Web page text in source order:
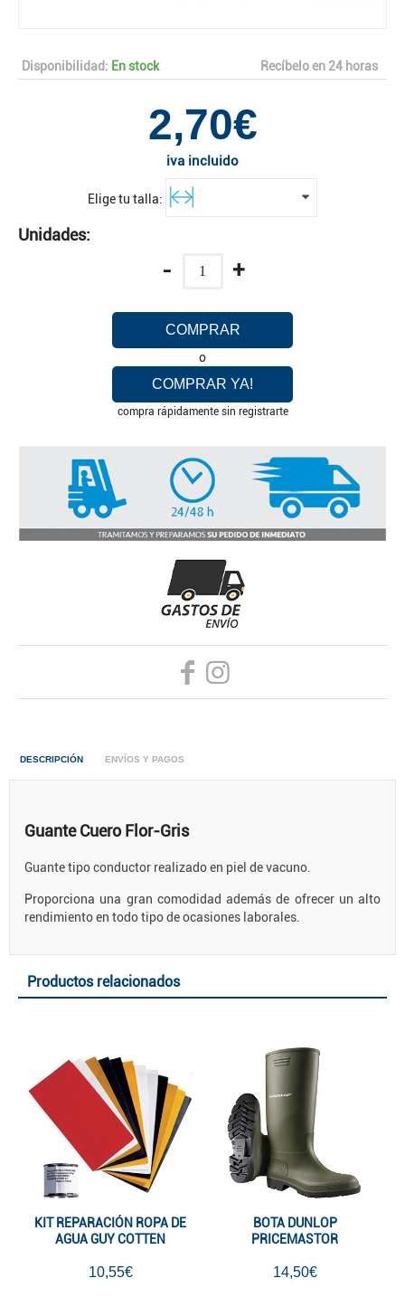
Disponibilidad: En stock Recíbelo en 24 horas
2,70€
iva incluido
Elige tu talla:
Unidades:
- +
COMPRAR
o
COMPRAR YA!
compra rápidamente sin registrarte
DESCRIPCIÓN ENVÍOS Y PAGOS
Guante Cuero Flor-Gris
Guante tipo conductor realizado en piel de vacuno.
Proporciona una gran comodidad además de ofrecer un alto
rendimiento en todo tipo de ocasiones laborales.
Productos relacionados
KIT REPARACIÓN ROPA DE
AGUA GUY COTTEN
10,55€
BOTA DUNLOP
PRICEMASTOR
14,50€